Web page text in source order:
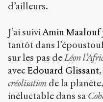
d’ailleurs.
J’ai suiviAmin Maalouf
tantôt dans
sur les pas deLéon
avec Edouard Glissant
créolisation de la
inéluctable dans sa